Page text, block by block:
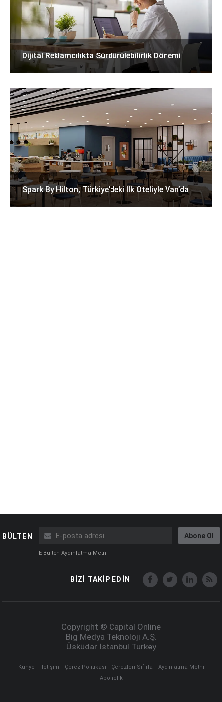
Dijital Reklamcılıkta Sürdürülebilirlik Dönemi
Spark By Hilton, Türkiye’deki Ilk Oteliyle Van’da
BÜLTEN Abone Ol
E-Bülten Aydınlatma Metni
BİZİ TAKİP EDİN
Copyright © Capital Online
Big Medya Teknoloji A.Ş.
Üsküdar İstanbul Turkey
Künye İletişim Çerez Politikası Çerezleri Sıfırla
Aydınlatma Metni
Abonelik